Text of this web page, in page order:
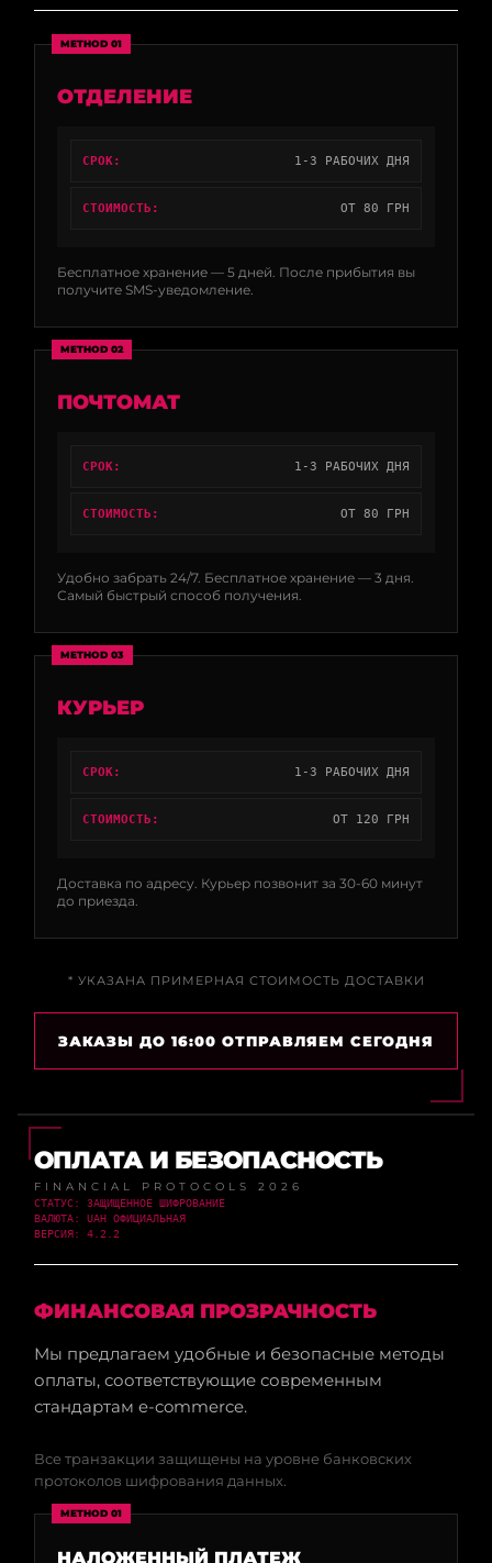
METHOD 01
ОТДЕЛЕНИЕ
СРОК: 1-3 РАБОЧИХ ДНЯ
СТОИМОСТЬ: ОТ 80 ГРН
Бесплатное хранение — 5 дней. После прибытия вы
получите SMS-уведомление.
METHOD 02
ПОЧТОМАТ
СРОК: 1-3 РАБОЧИХ ДНЯ
СТОИМОСТЬ: ОТ 80 ГРН
Удобно забрать 24/7. Бесплатное хранение — 3 дня.
Самый быстрый способ получения.
METHOD 03
КУРЬЕР
СРОК: 1-3 РАБОЧИХ ДНЯ
СТОИМОСТЬ: ОТ 120 ГРН
Доставка по адресу. Курьер позвонит за 30-60 минут
до приезда.
* УКАЗАНА ПРИМЕРНАЯ СТОИМОСТЬ ДОСТАВКИ
ЗАКАЗЫ ДО 16:00 ОТПРАВЛЯЕМ СЕГОДНЯ
ОПЛАТА И БЕЗОПАСНОСТЬ
FINANCIAL PROTOCOLS 2026
СТАТУС: ЗАЩИЩЕННОЕ ШИФРОВАНИЕ
ВАЛЮТА: UAH ОФИЦИАЛЬНАЯ
ВЕРСИЯ: 4.2.2
ФИНАНСОВАЯ ПРОЗРАЧНОСТЬ
Мы предлагаем удобные и безопасные методы
оплаты, соответствующие современным
стандартам e-commerce.
Все транзакции защищены на уровне банковских
протоколов шифрования данных.
METHOD 01
НАЛОЖЕННЫЙ ПЛАТЕЖ